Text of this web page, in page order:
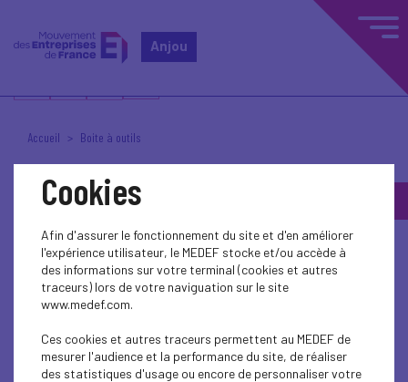
Anjou
Accueil Boite à outils
Boite à outils
ARTICLE RÉSERVÉ
Veuillez vous connecter pour accéder à son contenu
Cookies
Afin d'assurer le fonctionnement du site et d'en améliorer
l'expérience utilisateur, le MEDEF stocke et/ou accède à
des informations sur votre terminal (cookies et autres
traceurs) lors de votre naviguation sur le site
www.medef.com.
Ces cookies et autres traceurs permettent au MEDEF de
mesurer l'audience et la performance du site, de réaliser
des statistiques d'usage ou encore de personnaliser votre